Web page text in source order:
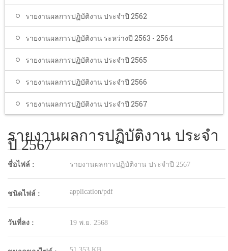
รายงานผลการปฏิบัติงาน ประจำปี 2562
รายงานผลการปฏิบัติงาน ระหว่างปี 2563 - 2564
รายงานผลการปฏิบัติงาน ประจำปี 2565
รายงานผลการปฏิบัติงาน ประจำปี 2566
รายงานผลการปฏิบัติงาน ประจำปี 2567
รายงานผลการปฏิบัติงาน ประจำ
ปี 2567
ชื่อไฟล์ : รายงานผลการปฏิบัติงาน ประจำปี 2567
ชนิดไฟล์ : application/pdf
วันที่ลง : 19 พ.ย. 2568